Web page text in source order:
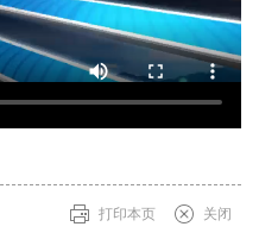
打印本页 关闭